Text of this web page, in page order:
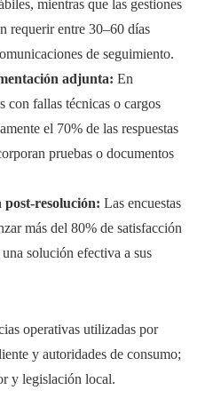
mientras que las gestiones
requerir entre 30–60 días
de seguimiento.
adjunta: En
con fallas técnicas o cargos
el 70% de las respuestas
pruebas o documentos
post-resolución: Las encuestas
más del 80% de satisfacción
solución efectiva a sus
operativas utilizadas por
y autoridades de consumo;
y legislación local.